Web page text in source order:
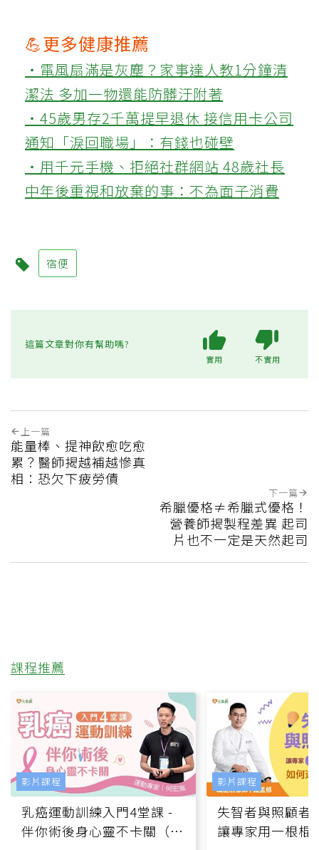
💪更多健康推薦
‧電風扇滿是灰塵？家事達人教1分鐘清
潔法 多加一物還能防髒汙附著
‧45歲男存2千萬提早退休 接信用卡公司
通知「淚回職場」：有錢也碰壁
‧用千元手機、拒絕社群網站 48歲社長
中年後重視和放棄的事：不為面子消費
宿便
這篇文章對你有幫助嗎?
實用 不實用
上一篇
能量棒、提神飲愈吃愈
累？醫師揭越補越慘真
相：恐欠下疲勞債
下一篇
希臘優格≠希臘式優格！
營養師揭製程差異 起司
片也不一定是天然起司
課程推薦
乳癌運動訓練入門4堂課 -
伴你術後身心靈不卡關（線
影片課程
失智者與照顧者
讓專家用一根棍
影片課程